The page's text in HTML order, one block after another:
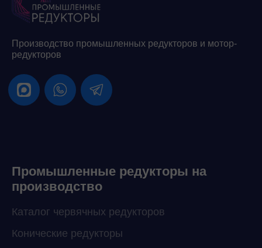
Производство промышленных редукторов и мотор-
редукторов
Промышленные редукторы на
производство
Каталог червячных редукторов
Конические редукторы